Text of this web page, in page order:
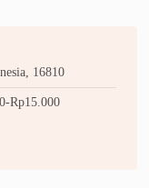
16810
Rp15.000